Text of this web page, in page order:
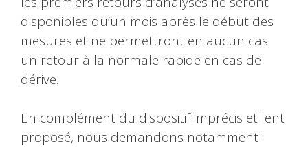
disponibles qu’un mois après le début des
mesures et ne permettront en aucun cas
un retour à la normale rapide en cas de
dérive.
En complément du dispositif imprécis et lent
proposé, nous demandons notamment :